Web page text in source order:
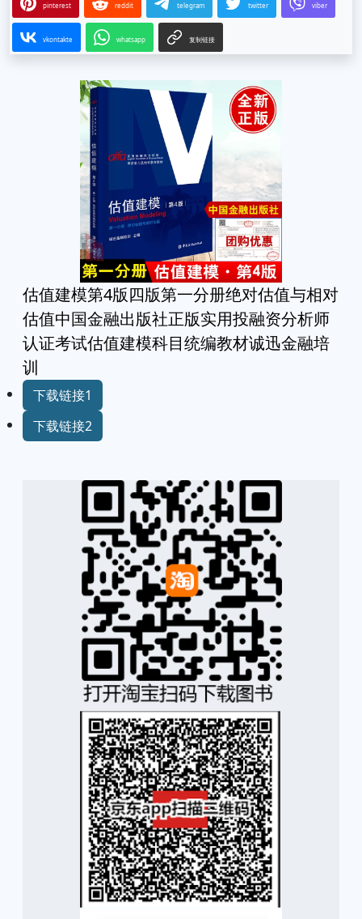
pinterest reddit telegram twitter viber
vkontakte whatsapp 复制链接
估值建模第4版四版第一分册绝对估值与相对
估值中国金融出版社正版实用投融资分析师
认证考试估值建模科目统编教材诚迅金融培
训
下载链接1
下载链接2